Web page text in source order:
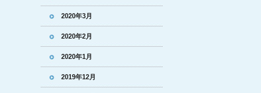
2020年3月
2020年2月
2020年1月
2019年12月